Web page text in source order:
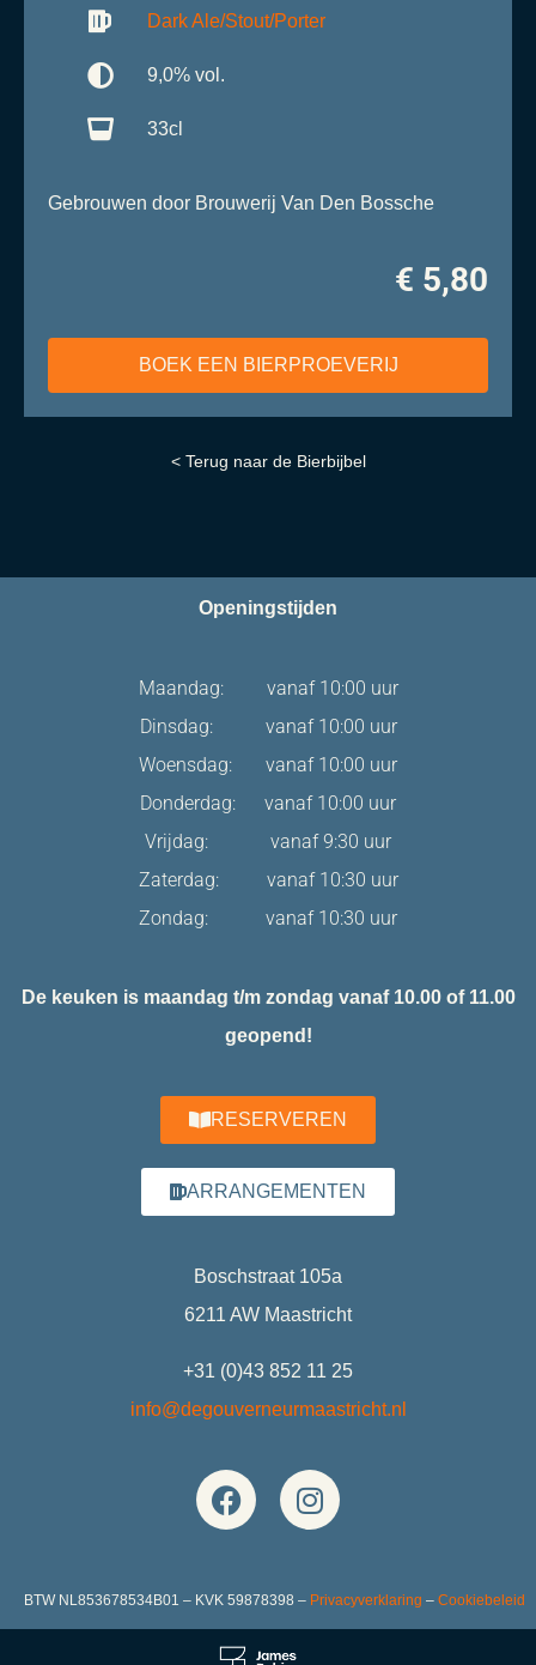
Dark Ale/Stout/Porter
9,0% vol.
33cl
Gebrouwen door Brouwerij Van Den Bossche
€ 5,80
BOEK EEN BIERPROEVERIJ
< Terug naar de Bierbijbel
Openingstijden
Maandag: vanaf 10:00 uur
Dinsdag: vanaf 10:00 uur
Woensdag: vanaf 10:00 uur
Donderdag: vanaf 10:00 uur
Vrijdag: vanaf 9:30 uur
Zaterdag: vanaf 10:30 uur
Zondag: vanaf 10:30 uur
De keuken is maandag t/m zondag vanaf 10.00 of 11.00
geopend!
RESERVEREN
ARRANGEMENTEN
Boschstraat 105a
6211 AW Maastricht
+31 (0)43 852 11 25
info@degouverneurmaastricht.nl
BTW NL853678534B01 – KVK 59878398 – Privacyverklaring – Cookiebeleid